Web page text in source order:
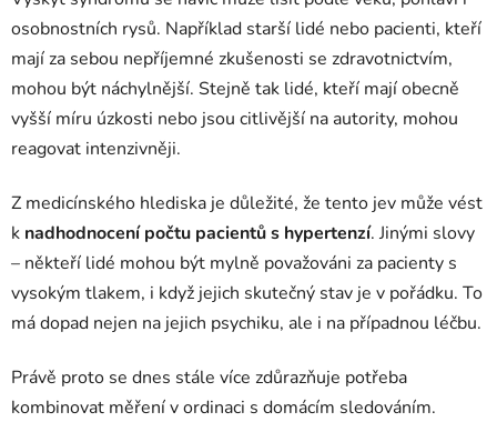
osobnostních rysů. Například starší lidé nebo pacienti, kteří
mají za sebou nepříjemné zkušenosti se zdravotnictvím,
mohou být náchylnější. Stejně tak lidé, kteří mají obecně
vyšší míru úzkosti nebo jsou citlivější na autority, mohou
reagovat intenzivněji.
Z medicínského hlediska je důležité, že tento jev může vést
k nadhodnocení počtu pacientů s hypertenzí. Jinými slovy
– někteří lidé mohou být mylně považováni za pacienty s
vysokým tlakem, i když jejich skutečný stav je v pořádku. To
má dopad nejen na jejich psychiku, ale i na případnou léčbu.
Právě proto se dnes stále více zdůrazňuje potřeba
kombinovat měření v ordinaci s domácím sledováním.